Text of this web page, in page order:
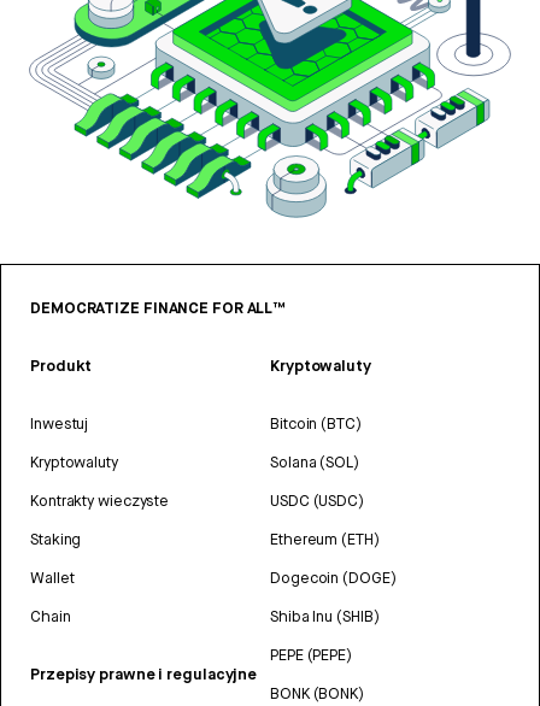
DEMOCRATIZE FINANCE FOR ALL™
Produkt
Inwestuj
Kryptowaluty
Kontrakty wieczyste
Staking
Wallet
Chain
Przepisy prawne i regulacyjne
Kryptowaluty
Bitcoin (BTC)
Solana (SOL)
USDC (USDC)
Ethereum (ETH)
Dogecoin (DOGE)
Shiba Inu (SHIB)
PEPE (PEPE)
BONK (BONK)